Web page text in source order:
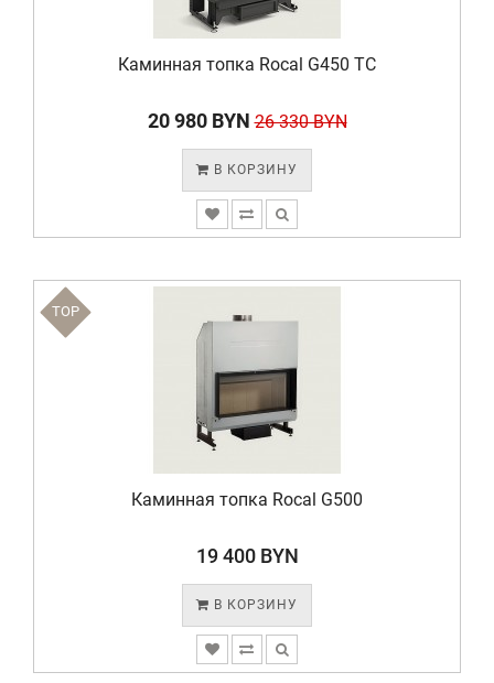
Каминная топка Rocal G450 TC
20 980 BYN 26 330 BYN
В КОРЗИНУ
TOP
Каминная топка Rocal G500
19 400 BYN
В КОРЗИНУ